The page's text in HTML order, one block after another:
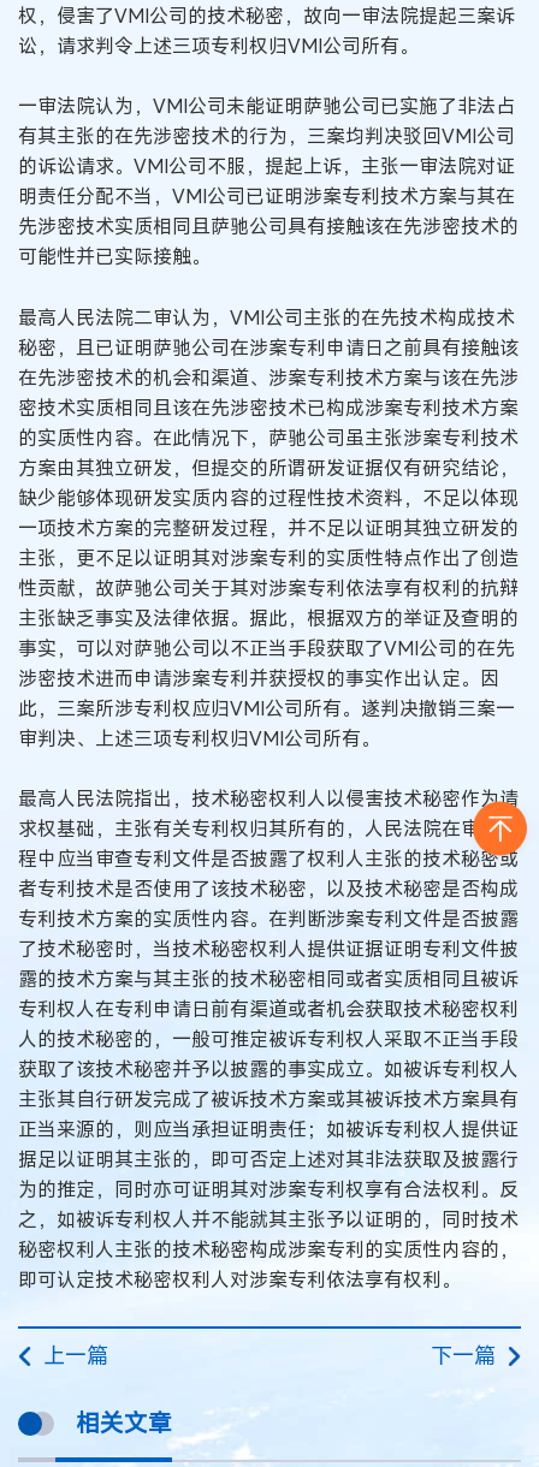
权，侵害了VMI公司的技术秘密，故向一审法院提起三案诉
讼，请求判令上述三项专利权归VMI公司所有。
一审法院认为，VMI公司未能证明萨驰公司已实施了非法占
有其主张的在先涉密技术的行为，三案均判决驳回VMI公司
的诉讼请求。VMI公司不服，提起上诉，主张一审法院对证
明责任分配不当，VMI公司已证明涉案专利技术方案与其在
先涉密技术实质相同且萨驰公司具有接触该在先涉密技术的
可能性并已实际接触。
最高人民法院二审认为，VMI公司主张的在先技术构成技术
秘密，且已证明萨驰公司在涉案专利申请日之前具有接触该
在先涉密技术的机会和渠道、涉案专利技术方案与该在先涉
密技术实质相同且该在先涉密技术已构成涉案专利技术方案
的实质性内容。在此情况下，萨驰公司虽主张涉案专利技术
方案由其独立研发，但提交的所谓研发证据仅有研究结论，
缺少能够体现研发实质内容的过程性技术资料，不足以体现
一项技术方案的完整研发过程，并不足以证明其独立研发的
主张，更不足以证明其对涉案专利的实质性特点作出了创造
性贡献，故萨驰公司关于其对涉案专利依法享有权利的抗辩
主张缺乏事实及法律依据。据此，根据双方的举证及查明的
事实，可以对萨驰公司以不正当手段获取了VMI公司的在先
涉密技术进而申请涉案专利并获授权的事实作出认定。因
此，三案所涉专利权应归VMI公司所有。遂判决撤销三案一
审判决、上述三项专利权归VMI公司所有。
最高人民法院指出，技术秘密权利人以侵害技术秘密作为请
求权基础，主张有关专利权归其所有的，人民法院在审理过
程中应当审查专利文件是否披露了权利人主张的技术秘密或
者专利技术是否使用了该技术秘密，以及技术秘密是否构成
专利技术方案的实质性内容。在判断涉案专利文件是否披露
了技术秘密时，当技术秘密权利人提供证据证明专利文件披
露的技术方案与其主张的技术秘密相同或者实质相同且被诉
专利权人在专利申请日前有渠道或者机会获取技术秘密权利
人的技术秘密的，一般可推定被诉专利权人采取不正当手段
获取了该技术秘密并予以披露的事实成立。如被诉专利权人
主张其自行研发完成了被诉技术方案或其被诉技术方案具有
正当来源的，则应当承担证明责任；如被诉专利权人提供证
据足以证明其主张的，即可否定上述对其非法获取及披露行
为的推定，同时亦可证明其对涉案专利权享有合法权利。反
之，如被诉专利权人并不能就其主张予以证明的，同时技术
秘密权利人主张的技术秘密构成涉案专利的实质性内容的，
即可认定技术秘密权利人对涉案专利依法享有权利。
上一篇 下一篇
相关文章